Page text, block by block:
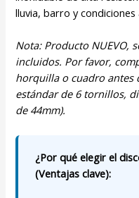
lluvia, barro y condiciones
Nota: Producto NUEVO,
incluidos. Por favor,
horquilla o cuadro antes
estándar de 6 tornillos,
de 44mm).
¿Por qué elegir el
(Ventajas clave):